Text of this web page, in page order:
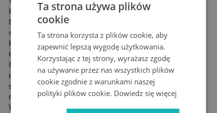
85x205 cm, 95x205 cm
Materiał:matowa,
samoprzylepna folia
kanalikowa „bubble free”
Grubość: 100 µm
Idealne dla każdego, kto
chce w łatwy i trwały
sposób udekorować swoje
drzwi
Wysoka odporność na
Ta strona używa plików
cookie
Ta strona korzysta z plików cookie, aby
zapewnić lepszą wygodę użytkowania.
Korzystając z tej strony, wyrażasz zgodę
na używanie przez nas wszystkich plików
cookie zgodnie z warunkami naszej
polityki plików cookie. Dowiedz się więcej